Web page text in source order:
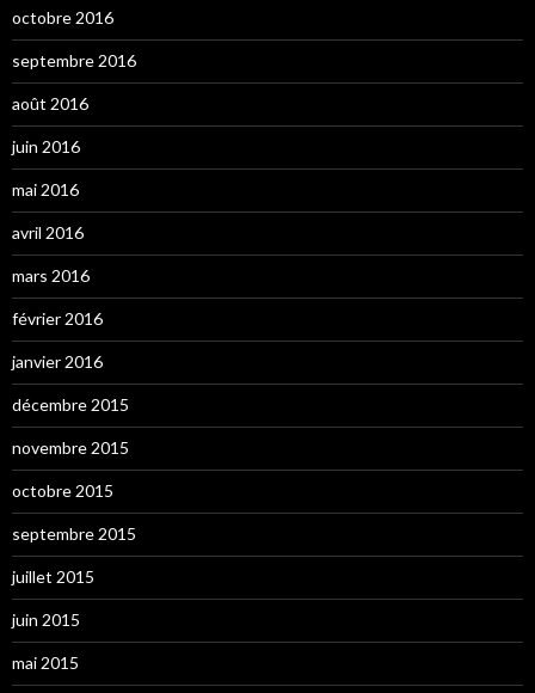
octobre 2016
septembre 2016
août 2016
juin 2016
mai 2016
avril 2016
mars 2016
février 2016
janvier 2016
décembre 2015
novembre 2015
octobre 2015
septembre 2015
juillet 2015
juin 2015
mai 2015